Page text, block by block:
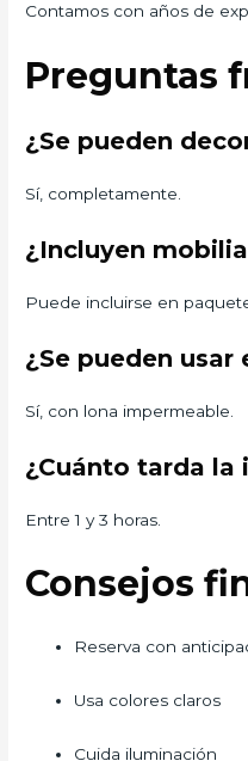
Contamos con años de
Preguntas
¿Se pueden
Sí, completamente.
¿Incluyen
Puede incluirse en
¿Se pueden usar
Sí, con lona impermeable.
¿Cuánto tarda la
Entre 1 y 3 horas.
Consejos
Reserva con
Usa colores claros
Cuida iluminación